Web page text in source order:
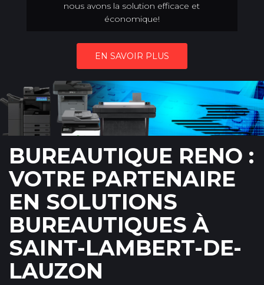
nous avons la solution efficace et
économique!
EN SAVOIR PLUS
BUREAUTIQUE RENO :
VOTRE PARTENAIRE
EN SOLUTIONS
BUREAUTIQUES À
SAINT-LAMBERT-DE-
LAUZON